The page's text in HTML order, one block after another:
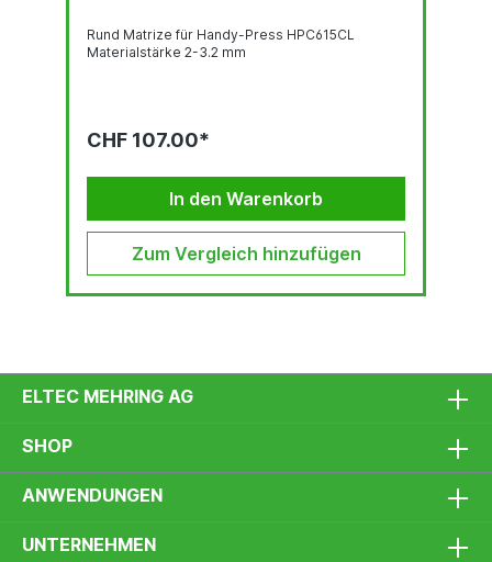
Rund Matrize für Handy-Press HPC615CL
Materialstärke 2-3.2 mm
CHF 107.00*
In den Warenkorb
Zum Vergleich hinzufügen
ELTEC MEHRING AG
SHOP
ANWENDUNGEN
UNTERNEHMEN